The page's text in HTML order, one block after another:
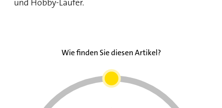
und Hobby-Läufer.
Wie finden Sie diesen Artikel?